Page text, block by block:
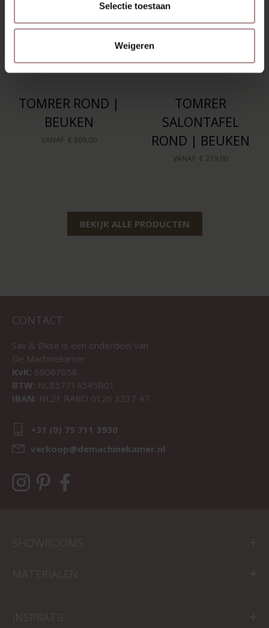
Selectie toestaan
Weigeren
TOMRER ROND |
BEUKEN
VANAF € 869,00
TOMRER
SALONTAFEL
ROND | BEUKEN
VANAF € 279,00
BEKIJK ALLE PRODUCTEN
CONTACT
Sav & Økse is een onderdeel van
De Machinekamer
KvK: 69067058
BTW: NL857714545B01
IBAN: NL21 RABO 0126 3237 47
+31 (0) 75 711 3930
verkoop@demachinekamer.nl